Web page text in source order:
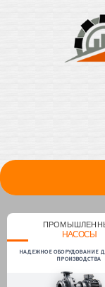
НАСОСЫ
НАДЕЖНОЕ ОБОРУДОВАНИЕ
ПРОИЗВОДСТВА